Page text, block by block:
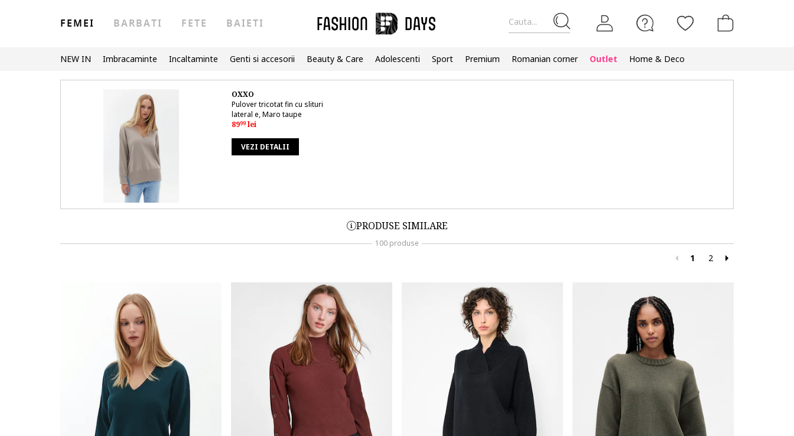
Cauta...
FEMEI BARBATI FETE BAIETI
NEW IN Imbracaminte Incaltaminte Genti si accesorii Beauty & Care Adolescenti Sport Premium Romanian corner Outlet Home & Deco
OXXO
Pulover tricotat fin cu slituri
lateral e, Maro taupe
8999lei
VEZI DETALII
PRODUSE SIMILARE
100 produse
1 2